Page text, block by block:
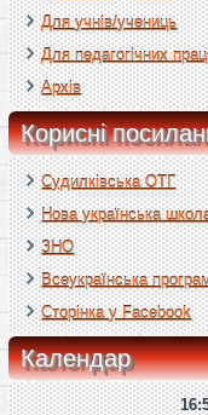
Для учнів/учениць
Для педагогічних
Архів
Корисні
Судилківська ОТГ
Нова українська
ЗНО
Всеукраїнська
Сторінка у Facebook
Календар